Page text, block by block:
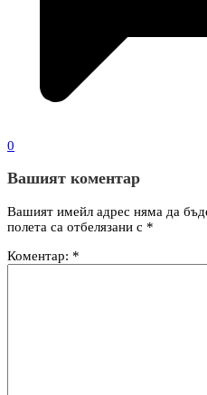
0
Вашият коментар
Вашият имейл адрес няма да
полета са отбелязани с *
Коментар: *